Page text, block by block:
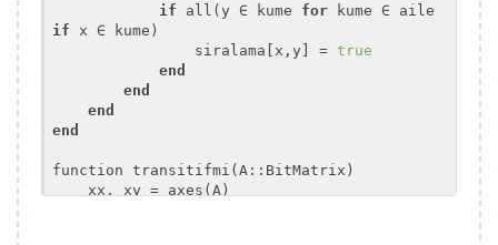
if all(y ∈ kume for
if x ∈ kume)
                siralama[x,y] =
true
end
end
end
end
function transitifmi(A::BitMatrix)